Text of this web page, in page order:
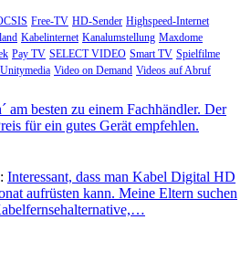
Free-TV HD-Sender Highspeed-Internet
Kabelinternet Kanalumstellung Maxdome
Pay TV SELECT VIDEO Smart TV Spielfilme
Unitymedia Video on Demand Videos auf Abruf
am besten zu einem Fachhändler. Der
für ein gutes Gerät empfehlen.
Interessant, dass man Kabel Digital HD
aufrüsten kann. Meine Eltern suchen